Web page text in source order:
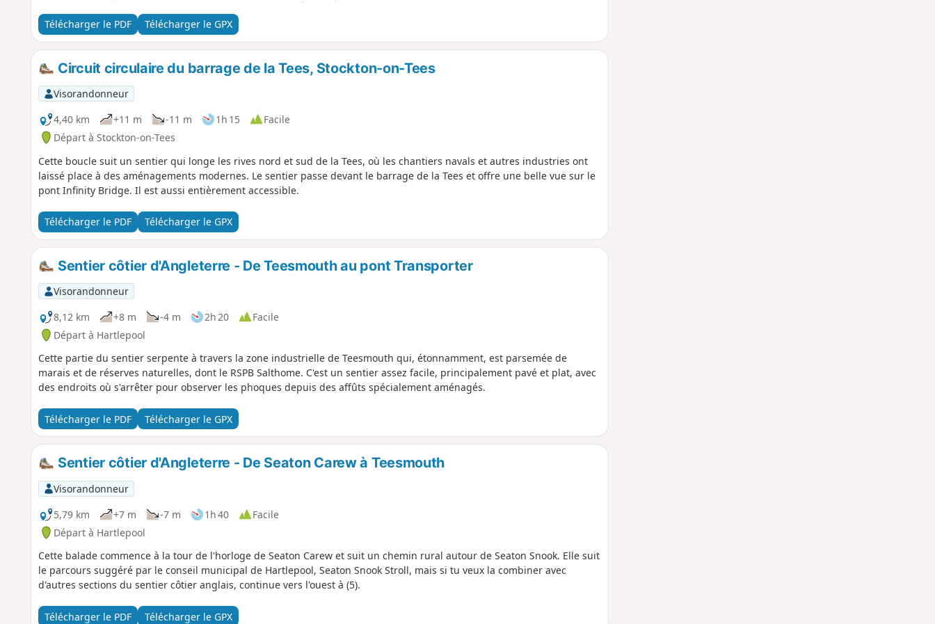
Télécharger le PDF Télécharger le GPX
Circuit circulaire du barrage de la Tees, Stockton-on-Tees
Visorandonneur
4,40 km
+11 m -11 m 1h 15
Facile
Départ à Stockton-on-Tees
Cette boucle suit un sentier qui longe les rives nord et sud de la Tees, où les chantiers navals et autres industries ont
laissé place à des aménagements modernes. Le sentier passe devant le barrage de la Tees et offre une belle vue sur le
pont Infinity Bridge. Il est aussi entièrement accessible.
Télécharger le PDF Télécharger le GPX
Sentier côtier d'Angleterre - De Teesmouth au pont Transporter
Visorandonneur
8,12 km
+8 m -4 m 2h 20
Facile
Départ à Hartlepool
Cette partie du sentier serpente à travers la zone industrielle de Teesmouth qui, étonnamment, est parsemée de
marais et de réserves naturelles, dont le RSPB Salthome. C'est un sentier assez facile, principalement pavé et plat, avec
des endroits où s'arrêter pour observer les phoques depuis des affûts spécialement aménagés.
Télécharger le PDF Télécharger le GPX
Sentier côtier d'Angleterre - De Seaton Carew à Teesmouth
Visorandonneur
5,79 km
+7 m -7 m 1h 40
Facile
Départ à Hartlepool
Cette balade commence à la tour de l'horloge de Seaton Carew et suit un chemin rural autour de Seaton Snook. Elle suit
le parcours suggéré par le conseil municipal de Hartlepool, Seaton Snook Stroll, mais si tu veux la combiner avec
d'autres sections du sentier côtier anglais, continue vers l'ouest à (5).
Télécharger le PDF Télécharger le GPX